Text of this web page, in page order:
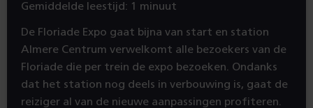
Gemiddelde leestijd: 1 minuut
De Floriade Expo gaat bijna van start en station
Almere Centrum verwelkomt alle bezoekers van de
Floriade die per trein de expo bezoeken. Ondanks
dat het station nog deels in verbouwing is, gaat de
reiziger al van de nieuwe aanpassingen profiteren.